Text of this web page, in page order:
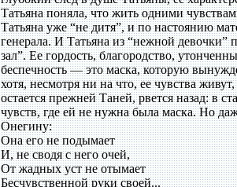
Татьяна поняла, что жить одними
Татьяна уже “не дитя”, и по настоянию
генерала. И Татьяна из “нежной девочки”
зал”. Ее гордость, благородство,
беспечность — это маска, которую
хотя, несмотря ни на что, ее чувства
остается прежней Таней, рвется назад: в
чувств, где ей не нужна была маска. Но
Онегину:
Она его не подымает
И, не сводя с него очей,
От жадных уст не отымает
Бесчувственной руки своей...